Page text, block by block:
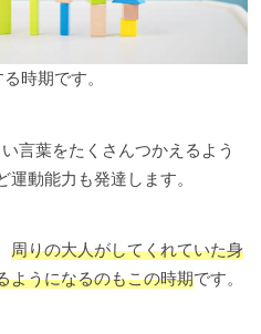
時期です。
言葉をたくさんつかえるよう
動能力も発達します。
周りの大人がしてくれていた身
ようになるのもこの時期です。